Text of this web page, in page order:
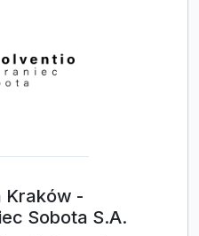
Kraków -
Sobota S.A.